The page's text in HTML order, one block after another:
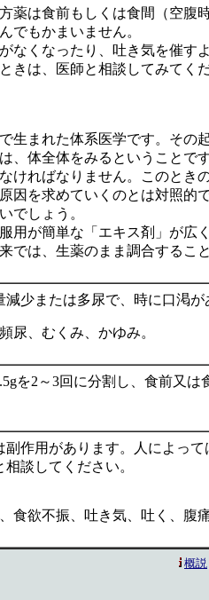
薬は食前もしくは食間（空腹
でもかまいません。
なくなったり、吐き気を催す
きは、医師と相談してみてく
生まれた体系医学です。その
、体全体をみるということで
ければなりません。このとき
因を求めていくのとは対照的
でしょう。
用が簡単な「エキス剤」が広
では、生薬のまま調合するこ
少または多尿で、時に口渇が
尿、むくみ、かゆみ。
を2～3回に分割し、食前又
副作用があります。人によっ
談してください。
食欲不振、吐き気、吐く、腹
概説